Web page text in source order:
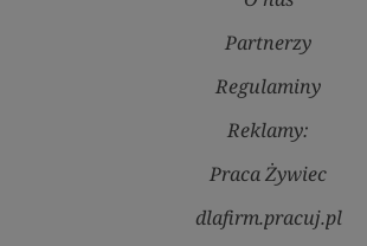
Partnerzy
Regulaminy
Reklamy:
Praca Żywiec
dlafirm.pracuj.pl